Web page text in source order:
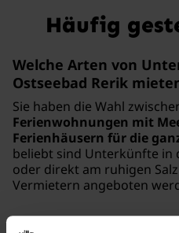
Häufig
Welche Arten von
Ostseebad Rerik
Sie haben die Wahl
Ferienwohnungen mit
Ferienhäusern für die
beliebt sind Unterkünfte in
oder direkt am ruhigen
Vermietern angeboten